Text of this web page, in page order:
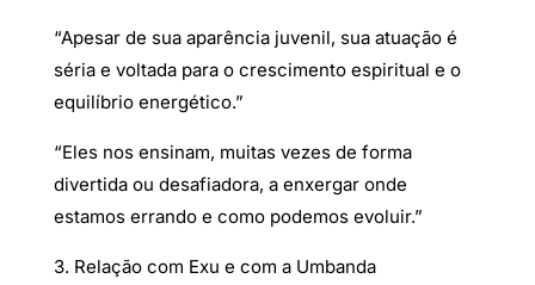
“Apesar de sua aparência juvenil, sua atuação é
séria e voltada para o crescimento espiritual e o
equilíbrio energético.”
“Eles nos ensinam, muitas vezes de forma
divertida ou desafiadora, a enxergar onde
estamos errando e como podemos evoluir.”
3. Relação com Exu e com a Umbanda